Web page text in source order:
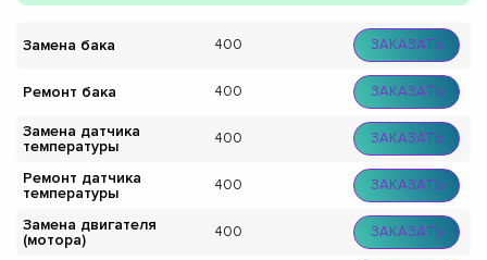
Замена бака 400 ЗАКАЗАТЬ
Ремонт бака 400 ЗАКАЗАТЬ
Замена датчика
температуры
400 ЗАКАЗАТЬ
Ремонт датчика
температуры
400 ЗАКАЗАТЬ
Замена двигателя
(мотора)
400 ЗАКАЗАТЬ